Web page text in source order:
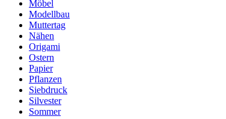
Möbel
Modellbau
Muttertag
Nähen
Origami
Ostern
Papier
Pflanzen
Siebdruck
Silvester
Sommer